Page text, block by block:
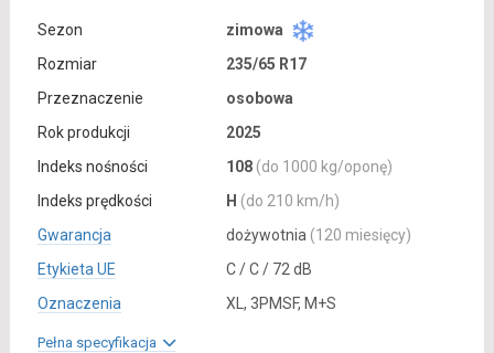
Sezon
zimowa
Rozmiar
235/65 R17
Przeznaczenie
osobowa
Rok produkcji
2025
Indeks nośności
108 (do 1000 kg/oponę)
Indeks prędkości
H (do 210 km/h)
Gwarancja
dożywotnia (120 miesięcy)
Etykieta UE
C / C / 72 dB
Oznaczenia
XL, 3PMSF, M+S
Pełna specyfikacja